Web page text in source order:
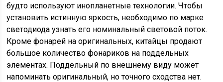
будто используют инопланетные технологии. Чтобы
установить истинную яркость, необходимо по марке
светодиода узнать его номинальный световой поток.
Кроме фонарей на оригинальных, китайцы продают
большое количество фонариков на поддельных
элементах. Поддельный по внешнему виду может
напоминать оригинальный, но точного сходства нет.